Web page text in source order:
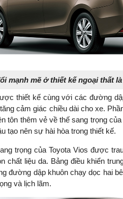
mạnh mẽ ở thiết kế ngoại thất
thiết kế cùng với các đường
cảm giác chiều dài cho xe.
tôn thêm vẻ về thế sang trọng
tạo nên sự hài hòa trong thiết kế.
trọng của Toyota Vios được
chất liệu da. Bảng điều khiển
đường dập khuôn chạy dọc hai
và lịch lãm.